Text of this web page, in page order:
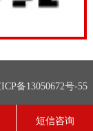
备13050672号-55
短信咨询